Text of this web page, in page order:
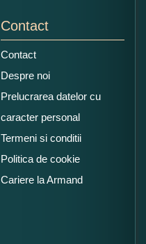
Contact
Contact
Despre noi
Prelucrarea datelor cu
caracter personal
Termeni si conditii
Politica de cookie
Cariere la Armand